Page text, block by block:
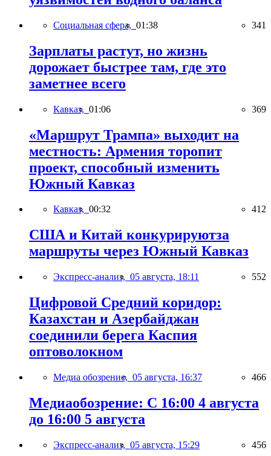
Социальная сфера, 01:38 341
Зарплаты растут, но жизнь
дорожает быстрее там, где это
заметнее всего
Кавказ, 01:06 369
«Маршрут Трампа» выходит на
местность: Армения торопит
проект, способный изменить
Южный Кавказ
Кавказ, 00:32 412
США и Китай конкурируютза
маршруты через Южный Кавказ
Экспресс-анализ, 05 августа, 18:11 552
Цифровой Средний коридор:
Казахстан и Азербайджан
соединили берега Каспия
оптоволокном
Медиа обозрение, 05 августа, 16:37 466
Медиаобозрение: С 16:00 4 августа
до 16:00 5 августа
Экспресс-анализ, 05 августа, 15:29 456